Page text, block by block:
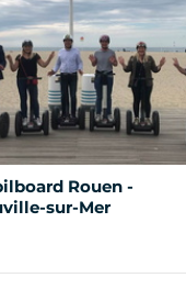
Rouen -
sur-Mer